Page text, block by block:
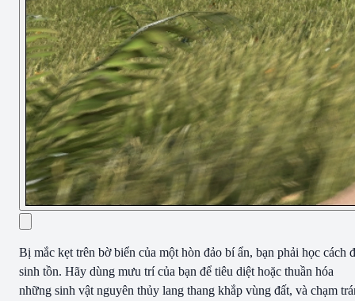
Bị mắc kẹt trên bờ biển của một hòn đảo bí ẩn, bạn phải học cách
sinh tồn. Hãy dùng mưu trí của bạn để tiêu diệt hoặc thuần hóa
những sinh vật nguyên thủy lang thang khắp vùng đất, và chạm